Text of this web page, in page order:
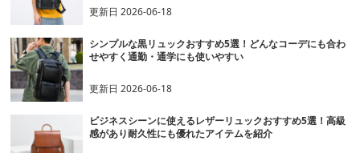
更新日2026-06-18
シンプルな黒リュックおすすめ5選！どんなコーデにも合わ
せやすく通勤・通学にも使いやすい
更新日2026-06-18
ビジネスシーンに使えるレザーリュックおすすめ5選！高級
感があり耐久性にも優れたアイテムを紹介